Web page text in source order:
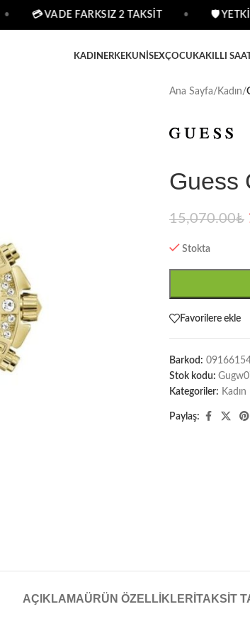
💳 VADE FARKSIZ 2 TAKSİT 🛡
KADIN ERKEKUNISEXÇOCUKAKILLI
Ana Sayfa/ Kadın/
Guess
15,070.00₺
Stokta
Favorilere ekle
Barkod:
Stok kodu:
Kategoriler: Kadın
Paylaş:
AÇIKLAMAÜRÜN ÖZELLIKLERI TAKSIT